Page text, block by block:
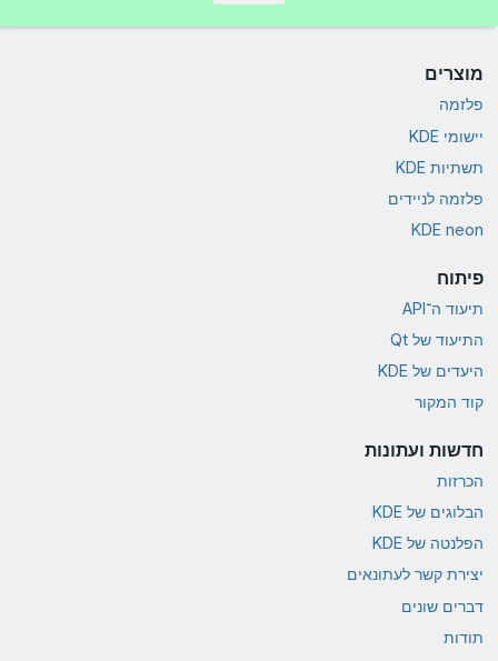
מוצרים
פלזמה
יישומי KDE
תשתיות KDE
פלזמה לניידים
KDE neon
פיתוח
תיעוד ה־API
התיעוד של Qt
היעדים של KDE
קוד המקור
חדשות ועתונות
הכרזות
הבלוגים של KDE
הפלנטה של KDE
יצירת קשר לעתונאים
דברים שונים
תודות